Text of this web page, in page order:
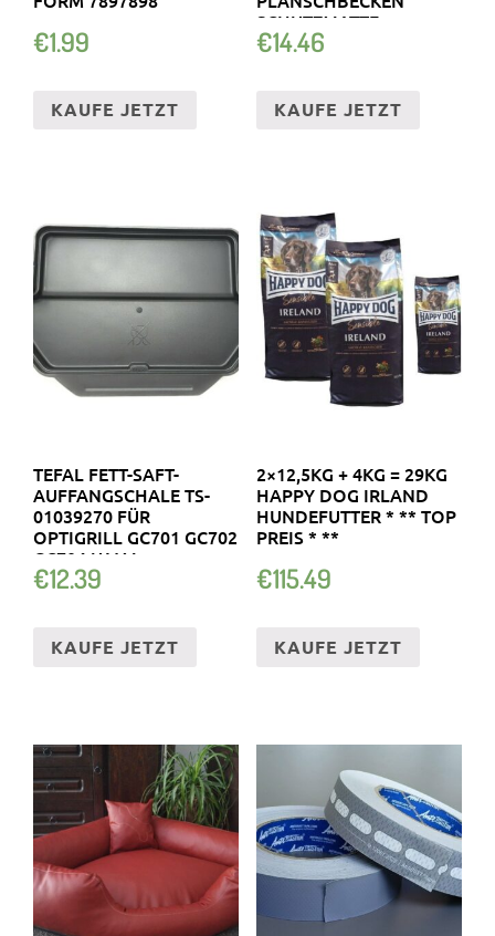
€1.99
KAUFE JETZT
SCHUTZMATTE
€14.46
KAUFE JETZT
TEFAL FETT-SAFT-
AUFFANGSCHALE TS-
01039270 FÜR
OPTIGRILL GC701 GC702
GC704 U.V.M.
€12.39
KAUFE JETZT
2×12,5KG + 4KG = 29KG
HAPPY DOG IRLAND
HUNDEFUTTER * ** TOP
PREIS * **
€115.49
KAUFE JETZT